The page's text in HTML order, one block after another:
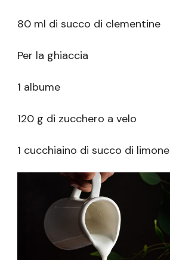
80 ml di succo di clementine
Per la ghiaccia
1 albume
120 g di zucchero a velo
1 cucchiaino di succo di limone